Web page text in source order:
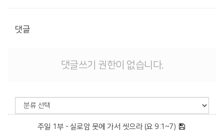
댓글
댓글쓰기 권한이 없습니다.
주일 1부 - 실로암 못에 가서 씻으라 (요 9:1~7)